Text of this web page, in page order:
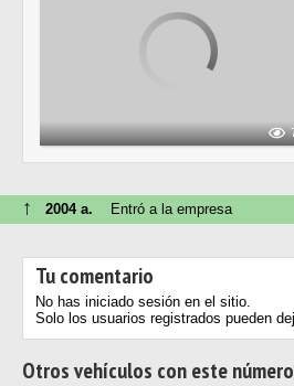
↑ 2004 a. Entró a la empresa
Tu comentario
No has iniciado sesión en el sitio.
Solo los usuarios registrados pueden
Otros vehículos con este